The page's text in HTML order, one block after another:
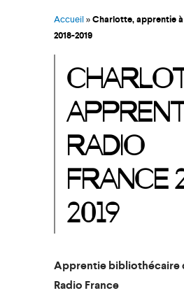
Accueil»Charlotte, apprentie à
2018-2019
RADIO
FRANCE
2019
Apprentie bibliothécaire
Radio France